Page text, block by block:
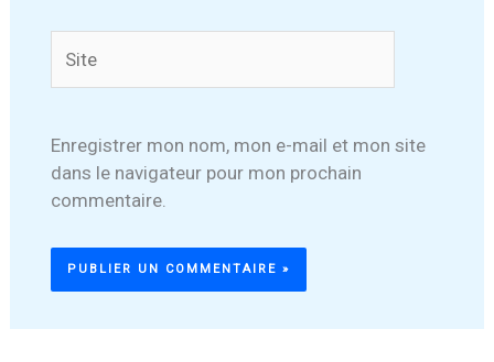
Enregistrer mon nom, mon e-mail et mon site
dans le navigateur pour mon prochain
commentaire.